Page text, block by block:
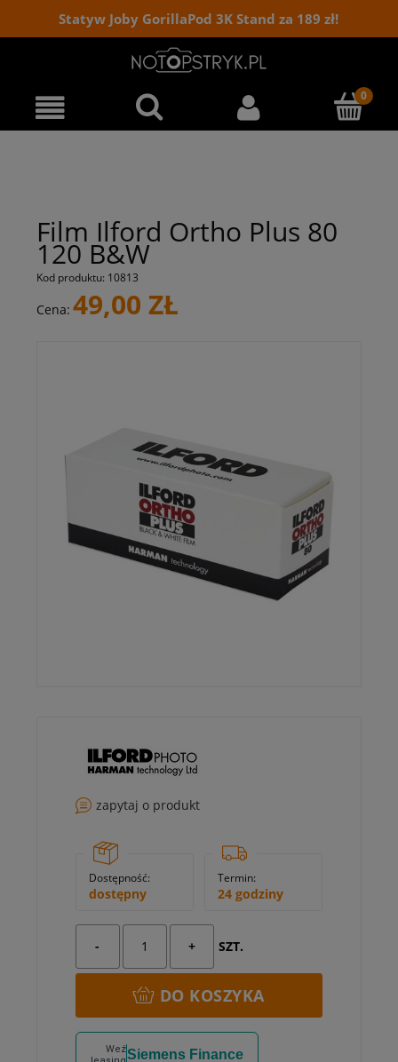
Statyw Joby GorillaPod 3K Stand za 189 zł!
Film Ilford Ortho Plus 80
120 B&W
Kod produktu: 10813
Cena: 49,00 ZŁ
zapytaj o produkt
Dostępność:
dostępny
Termin:
24 godziny
- + SZT.
DO KOSZYKA
WeźSiemens Finance